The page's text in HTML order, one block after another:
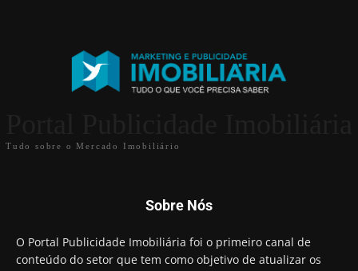
Tudo sobre o Mercado Imobiliário
Sobre Nós
O Portal Publicidade Imobiliária foi o primeiro canal de
conteúdo do setor que tem como objetivo de atualizar os